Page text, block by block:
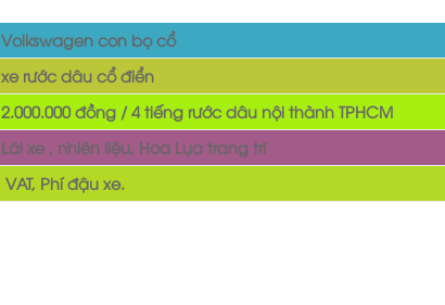
Volkswagen con bọ cổ
xe rước dâu cổ điển
2.000.000 đồng / 4 tiếng rước dâu nội thành TPHCM
Lái xe , nhiên liệu, Hoa Lụa trang trí
VAT, Phí đậu xe.